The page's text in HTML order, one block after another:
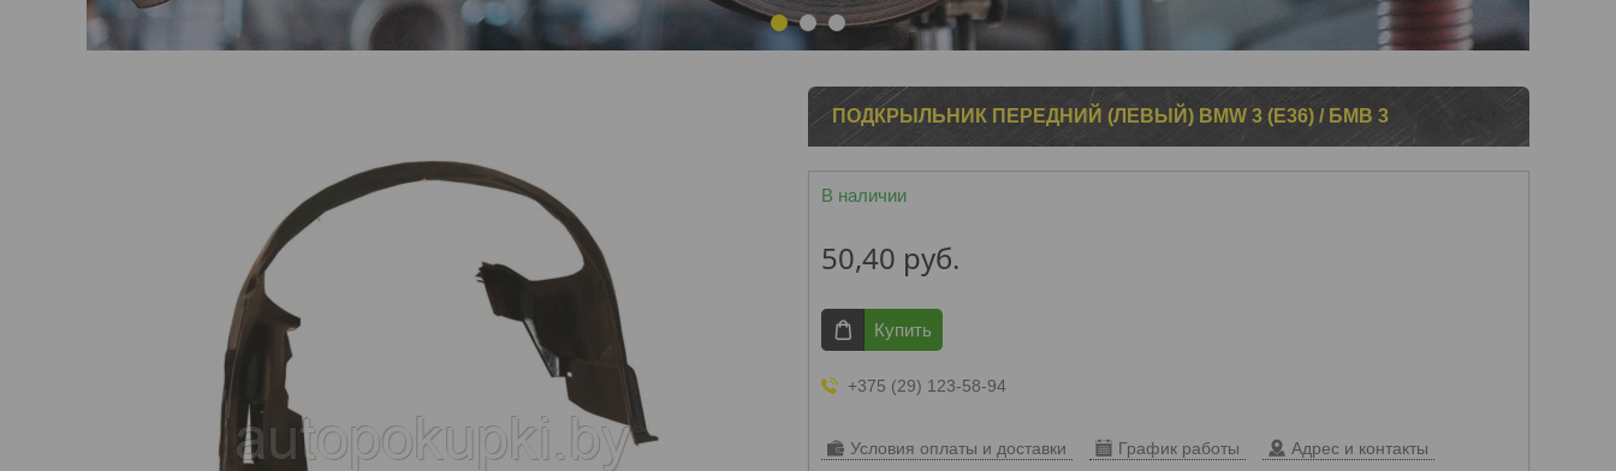
ПОДКРЫЛЬНИК ПЕРЕДНИЙ (ЛЕВЫЙ) BMW 3 (E36) / БМВ 3
В наличии
50,40 руб.
Купить
+375 (29) 123-58-94
Условия оплаты и доставки График работы Адрес и контакты